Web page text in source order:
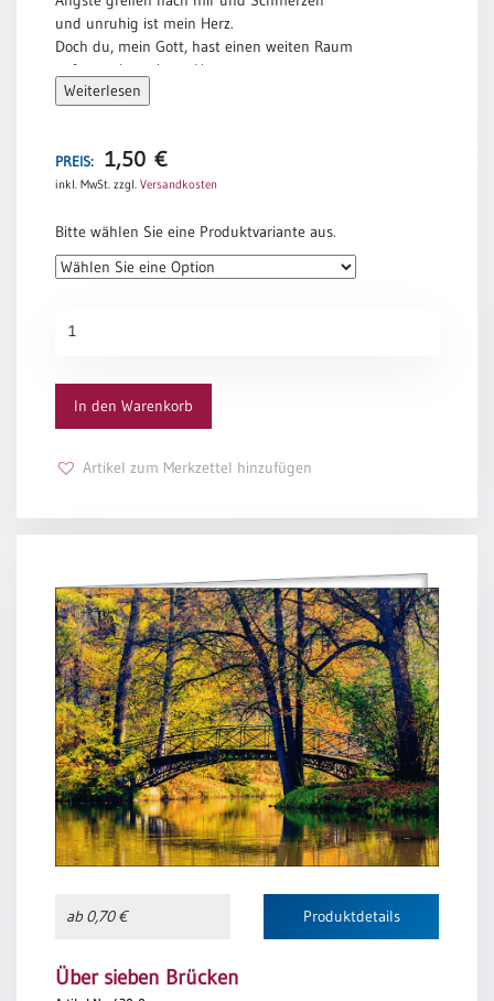
und unruhig ist mein Herz.
Doch du, mein Gott, hast einen weiten Raum
aufgetan in meinem Herzen
und ich weiß, dass es eine Hoffnung gibt.
Psalmwort aus Qumran
Weiterlesen
PREIS: 1,50 €
inkl. MwSt. zzgl. Versandkosten
Bitte wählen Sie eine Produktvariante aus.
Menge
In den Warenkorb
Artikel zum Merkzettel hinzufügen
ab 0,70 € Produktdetails
Über sieben Brücken